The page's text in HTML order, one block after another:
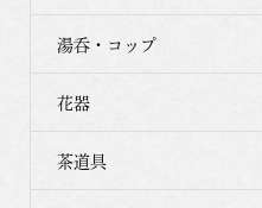
湯呑・コップ
花器
茶道具